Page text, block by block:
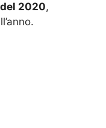
2020,